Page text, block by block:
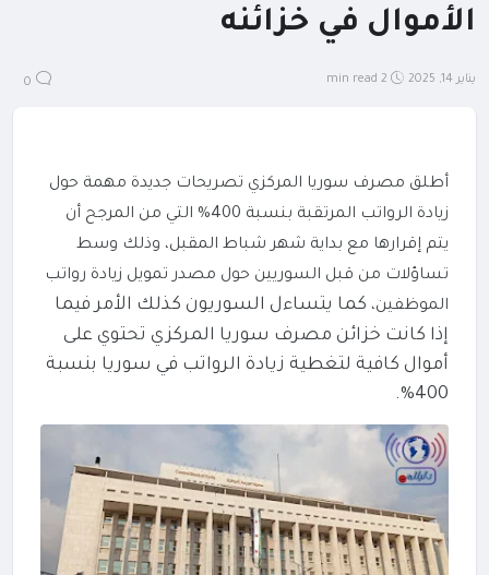
الأموال في خزائنه
يناير 14, 2025 2 min read
0
أطلق مصرف سوريا المركزي تصريحات جديدة مهمة حول
زيادة الرواتب المرتقبة بنسبة 400% التي من المرجح أن
يتم إقرارها مع بداية شهر شباط المقبل، وذلك وسط
تساؤلات من قبل السوريين حول مصدر تمويل زيادة رواتب
الموظفين، كما يتساءل السوريون كذلك الأمر فيما
إذا كانت خزائن مصرف سوريا المركزي تحتوي على
أموال كافية لتغطية زيادة الرواتب في سوريا بنسبة
400%.